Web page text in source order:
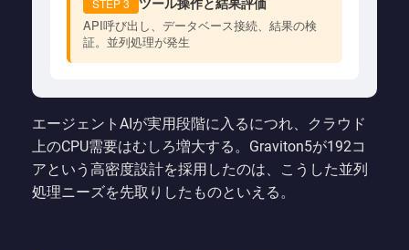
STEP 3
API呼び出し、データベース接続、結果の検
証。並列処理が発生
エージェントAIが実用段階に入るにつれ、クラウド
上のCPU需要はむしろ増大する。Graviton5が192コ
アという高密度設計を採用したのは、こうした並列
処理ニーズを先取りしたものといえる。